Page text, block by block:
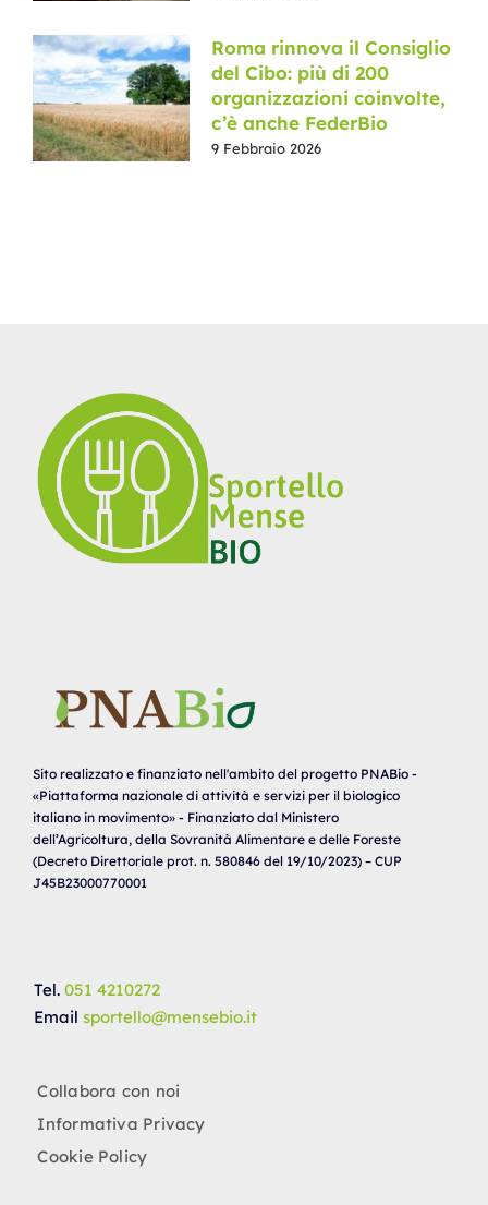
Roma rinnova il Consiglio
del Cibo: più di 200
organizzazioni coinvolte,
c’è anche FederBio
9 Febbraio 2026
Sito realizzato e finanziato nell'ambito del progetto PNABio -
«Piattaforma nazionale di attività e servizi per il biologico
italiano in movimento» - Finanziato dal Ministero
dell’Agricoltura, della Sovranità Alimentare e delle Foreste
(Decreto Direttoriale prot. n. 580846 del 19/10/2023) – CUP
J45B23000770001
Tel. 051 4210272
Email sportello@mensebio.it
Collabora con noi
Informativa Privacy
Cookie Policy